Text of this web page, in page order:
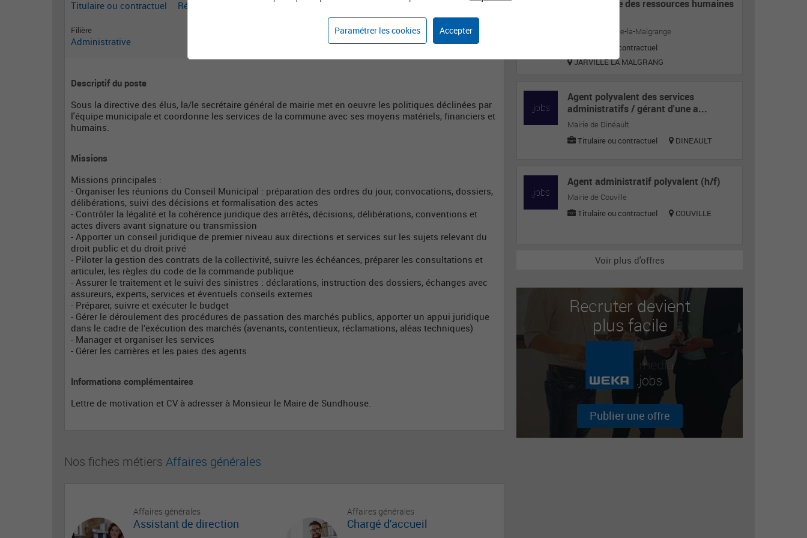
Paramétrer les cookies Accepter
Titulaire ou contractuel Rédacteur territorial Affaires générales Secrétaire de mairie
Filière
Administrative
Descriptif du poste
Sous la directive des élus, la/le secrétaire général de mairie met en oeuvre les politiques déclinées par
l'équipe municipale et coordonne les services de la commune avec ses moyens matériels, financiers et
humains.
Missions
Missions principales :
- Organiser les réunions du Conseil Municipal : préparation des ordres du jour, convocations, dossiers,
délibérations, suivi des décisions et formalisation des actes
- Contrôler la légalité et la cohérence juridique des arrêtés, décisions, délibérations, conventions et
actes divers avant signature ou transmission
- Apporter un conseil juridique de premier niveau aux directions et services sur les sujets relevant du
droit public et du droit privé
- Piloter la gestion des contrats de la collectivité, suivre les échéances, préparer les consultations et
articuler, les règles du code de la commande publique
- Assurer le traitement et le suivi des sinistres : déclarations, instruction des dossiers, échanges avec
assureurs, experts, services et éventuels conseils externes
- Préparer, suivre et exécuter le budget
- Gérer le déroulement des procédures de passation des marchés publics, apporter un appui juridique
dans le cadre de l’exécution des marchés (avenants, contentieux, réclamations, aléas techniques)
- Manager et organiser les services
- Gérer les carrières et les paies des agents
Informations complémentaires
Lettre de motivation et CV à adresser à Monsieur le Maire de Sundhouse.
Nos fiches métiers Affaires générales
Affaires générales
Assistant de direction
Affaires générales
Chargé d'accueil
Responsable des ressources humaines
Mairie de Jarville-la-Malgrange
Titulaire ou contractuel
JARVILLE LA MALGRANG
Agent polyvalent des services
administratifs / gérant d'une a...
Mairie de Dinéault
Titulaire ou contractuel
DINEAULT
Agent administratif polyvalent (h/f)
Mairie de Couville
Titulaire ou contractuel
COUVILLE
Voir plus d'offres
Recruter devient
plus facile
Publier une offre